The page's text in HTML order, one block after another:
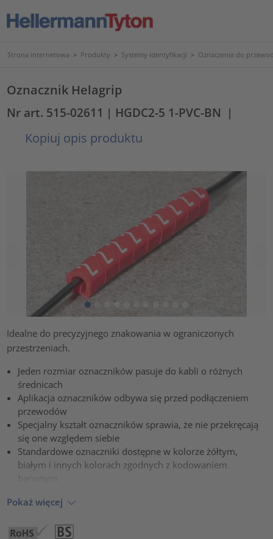
Strona internetowa > Produkty > Systemy identyfikacji > Oznaczenia do
Oznacznik Helagrip
Nr art. 515-02611 | HGDC2-5 1-PVC-BN |
Kopiuj opis produktu
Idealne do precyzyjnego znakowania w ograniczonych
przestrzeniach.
Jeden rozmiar oznaczników pasuje do kabli o różnych
średnicach
Aplikacja oznaczników odbywa się przed podłączeniem
przewodów
Specjalny kształt oznaczników sprawia, że nie przekręcają
się one względem siebie
Standardowe oznaczniki dostępne w kolorze żółtym,
białym i innych kolorach zgodnych z kodowaniem
Pokaż więcej